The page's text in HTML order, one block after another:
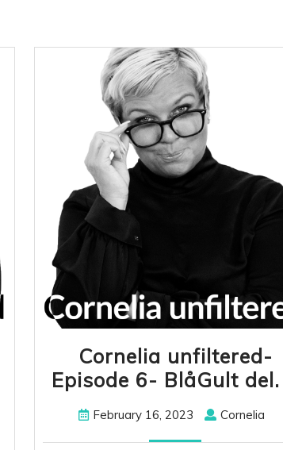
Cornelia unfiltered-
Episode 6- BlåGult
February 16, 2023FebruaryCornelia